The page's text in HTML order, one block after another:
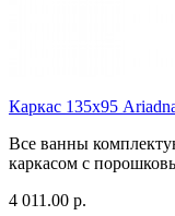
Каркас 135х95
Все ванны
каркасом с
4 011.00 р.